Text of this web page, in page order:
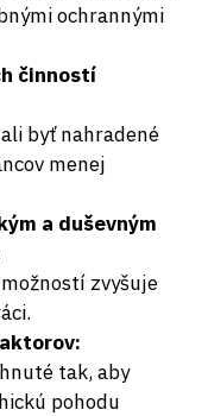
ochrannými
činností
byť nahradené
menej
a duševným
zvyšuje
tak, aby
pohodu